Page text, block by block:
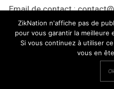
Email de contact :
ZikNation n'affiche pas de
pour vous garantir la
Si vous continuez à utiliser
vous en